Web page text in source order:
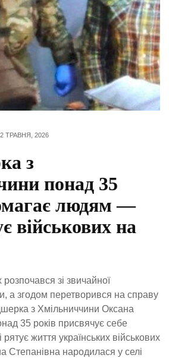
ТРАВНЯ, 2026
з
понад 35
людям —
військових на
зі звичайної
а згодом перетворився на справу
з Хмільниччини Оксана
35 років присвячує себе
життя українських військових
Степанівна народилася у селі